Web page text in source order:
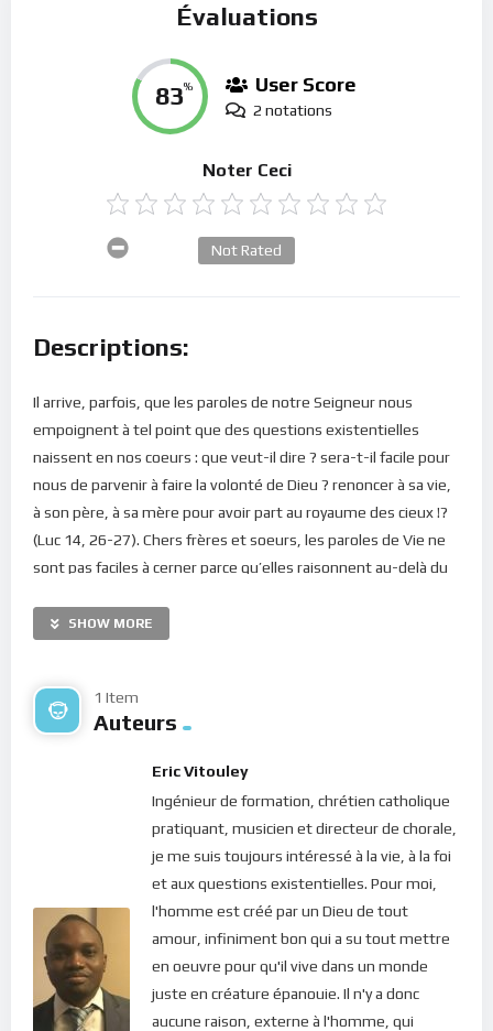
Évaluations
83% User Score
2 notations
Noter Ceci
Not Rated
Descriptions:
Il arrive, parfois, que les paroles de notre Seigneur nous
empoignent à tel point que des questions existentielles
naissent en nos coeurs : que veut-il dire ? sera-t-il facile pour
nous de parvenir à faire la volonté de Dieu ? renoncer à sa vie,
à son père, à sa mère pour avoir part au royaume des cieux !?
(Luc 14, 26-27). Chers frères et soeurs, les paroles de Vie ne
sont pas faciles à cerner parce qu’elles raisonnent au-delà du
choses de ce monde. Mais pour accéder au trésor du royaume,
La réalité, c’est que nous pensons et raisonnons tout comme
cas. Le Christ nous l’a dit et redit : le monde nous hait (Jean 15,
18) et Satan continue de nous réclamer pour nous cribler
comme le froment (Luc 22, 31). Il faut se le dire et se le redire :
c’est uniquement en Présence du Christ, au plus profond de
notre coeur que nous sommes en sécurité.
Néanmoins, l’abstraction de cette réalité spirituelle, si
tentante soit-elle, ne permet pas l’élan spontané nécessaire
pour faire le saut. Il suffit toutefois d’y croire et de faire
confiance à notre Dieu. S’abandonner, c’est ce qui donne la Vie
SHOW MORE
1 Item
Auteurs
Eric Vitouley
Ingénieur de formation, chrétien catholique
pratiquant, musicien et directeur de chorale,
je me suis toujours intéressé à la vie, à la foi
et aux questions existentielles. Pour moi,
l'homme est créé par un Dieu de tout
amour, infiniment bon qui a su tout mettre
en oeuvre pour qu'il vive dans un monde
juste en créature épanouie. Il n'y a donc
aucune raison, externe à l'homme, qui